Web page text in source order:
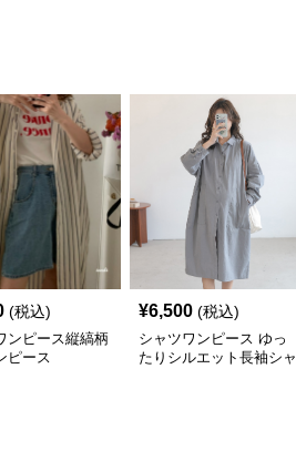
(税込)
ンピース縦縞柄
ピース
¥6,500 (税込)
シャツワンピース ゆっ
たりシルエット長袖シャ